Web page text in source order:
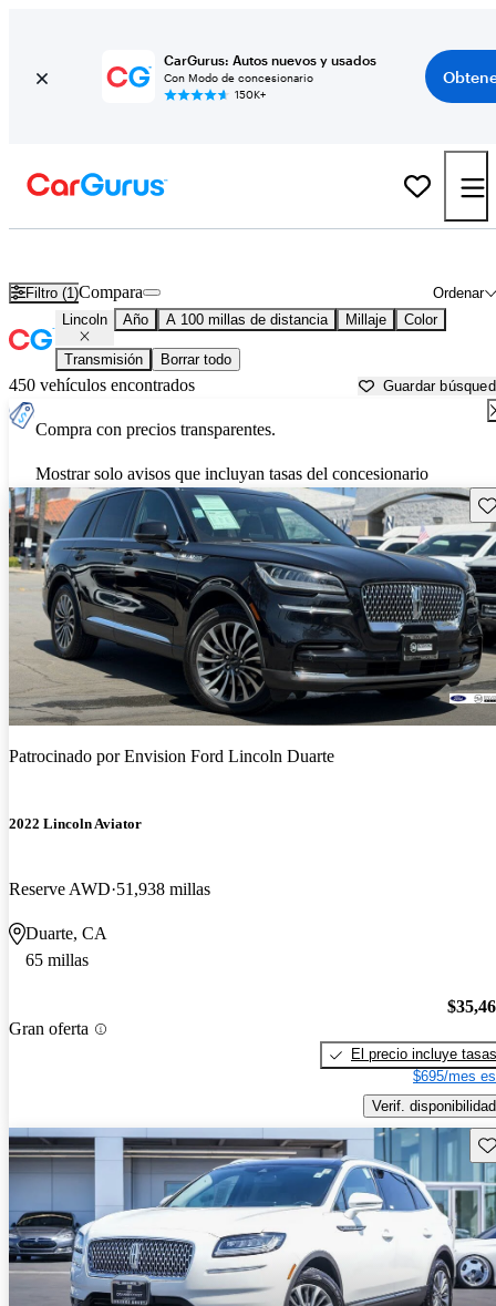
CarGurus: Autos nuevos y usados
Con Modo de concesionario
150K+
Filtro (1) Ordenar
Compara
Lincoln Año A 100 millas de distancia Millaje Color
Transmisión Borrar todo
450 vehículos encontrados Guardar
Compra con precios transparentes.
Mostrar solo avisos que incluyan tasas del concesionario
Patrocinado porEnvision Ford Lincoln Duarte
2022 Lincoln Aviator
Reserve AWD 51,938 millas
Duarte, CA
65 millas
Gran oferta
El precio incluye tasas
$695/mes
Verif. disponibilidad